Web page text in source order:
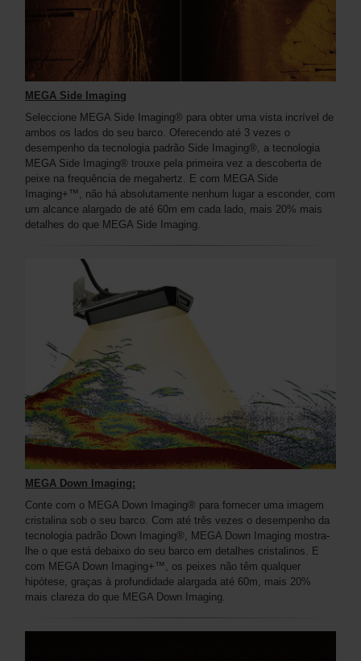
MEGA Side Imaging
Seleccione MEGA Side Imaging® para obter uma vista incrível de
ambos os lados do seu barco. Oferecendo até 3 vezes o
desempenho da tecnologia padrão Side Imaging®, a tecnologia
MEGA Side Imaging® trouxe pela primeira vez a descoberta de
peixe na frequência de megahertz. E com MEGA Side
Imaging+™, não há absolutamente nenhum lugar a esconder, com
um alcance alargado de até 60m em cada lado, mais 20% mais
detalhes do que MEGA Side Imaging.
MEGA Down Imaging:
Conte com o MEGA Down Imaging® para fornecer uma imagem
cristalina sob o seu barco. Com até três vezes o desempenho da
tecnologia padrão Down Imaging®, MEGA Down Imaging mostra-
lhe o que está debaixo do seu barco em detalhes cristalinos. E
com MEGA Down Imaging+™, os peixes não têm qualquer
hipótese, graças à profundidade alargada até 60m, mais 20%
mais clareza do que MEGA Down Imaging.